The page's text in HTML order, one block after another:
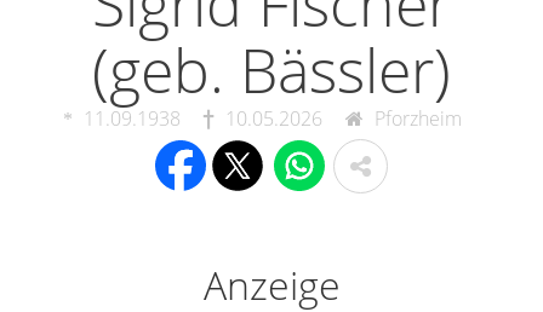
(geb. Bässler)
11.09.1938 10.05.2026 Pforzheim
Anzeige